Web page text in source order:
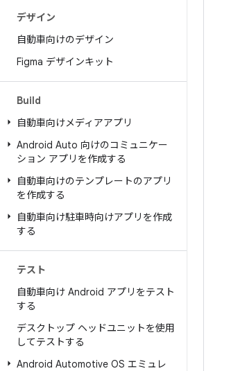
デザイン
自動車向けのデザイン
Figma デザインキット
Build
自動車向けメディアアプリ
Android Auto 向けのコミュニケー
ション アプリを作成する
自動車向けのテンプレートのアプリ
を作成する
自動車向け駐車時向けアプリを作成
する
テスト
自動車向け Android アプリをテスト
する
デスクトップ ヘッドユニットを使用
してテストする
Android Automotive OS エミュレ